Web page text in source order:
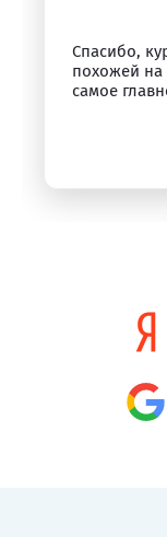
Спасибо,
похожей
самое